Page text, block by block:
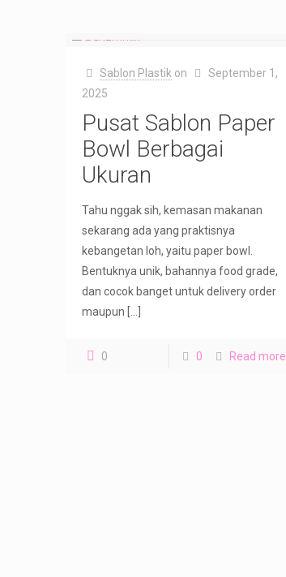
Sablon Plastik on
September 1,
2025
Pusat Sablon Paper
Bowl Berbagai
Ukuran
Tahu nggak sih, kemasan makanan
sekarang ada yang praktisnya
kebangetan loh, yaitu paper bowl.
Bentuknya unik, bahannya food grade,
dan cocok banget untuk delivery order
maupun
0 0 Read more